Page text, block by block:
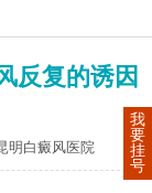
反复的诱因
明白癜风医院
我
要
挂
号